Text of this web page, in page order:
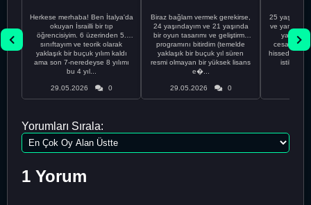
Herkese merhaba! Ben İtalya'da
okuyan İsrailli bir tıp
öğrencisiyim. 6 üzerinden 5.
sınıftayım ve teorik olarak
yaklaşık bir buçuk yılım kaldı
ama son 7-neredeyse 8 yılımı
bu 4 yıl...
29.05.2026 0
Biraz bağlam vermek gerekirse,
24 yaşındayım ve 21 yaşında
bir oyun tasarımı ve geliştirme
programını bitirdim (temelde
yaklaşık bir buçuk yıl süren
resmi olmayan bir yüksek lisans
e�...
29.05.2026 0
25
ve yanlış
cesaretimin
Yorumları Sırala:
1 Yorum